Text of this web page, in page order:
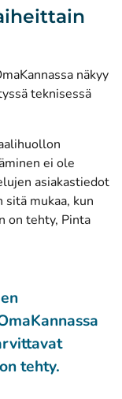
näkyy
teknisessä
ei ole
asiakastiedot
sitä mukaa, kun
on tehty, Pinta
tehty.